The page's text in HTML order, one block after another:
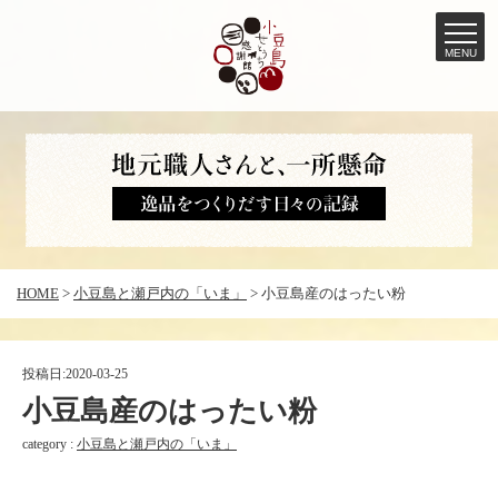
へ
MENU
HOME > 小豆島と瀬戸内の「いま」 > 小豆島産のはったい粉
投稿日:2020-03-25
小豆島産のはったい粉
category : 小豆島と瀬戸内の「いま」